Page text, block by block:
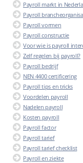
Payroll markt in
Payroll
Payroll vormen
Payroll constructie
Voor wie is payroll
Zelf regelen bij payroll?
Payroll bedrijf
NEN 4400 certificering
Payroll tips en tricks
Voordelen payroll
Nadelen payroll
Kosten payroll
Payroll factor
Payroll tarief
Payroll tarief checklist
Payroll en ziekte